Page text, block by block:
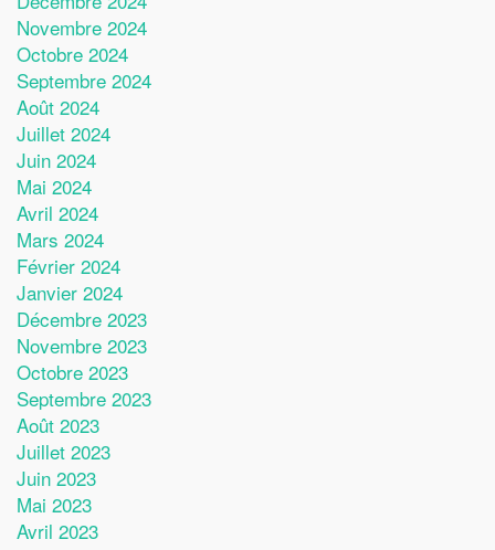
Novembre 2024
Octobre 2024
Septembre 2024
Août 2024
Juillet 2024
Juin 2024
Mai 2024
Avril 2024
Mars 2024
Février 2024
Janvier 2024
Décembre 2023
Novembre 2023
Octobre 2023
Septembre 2023
Août 2023
Juillet 2023
Juin 2023
Mai 2023
Avril 2023